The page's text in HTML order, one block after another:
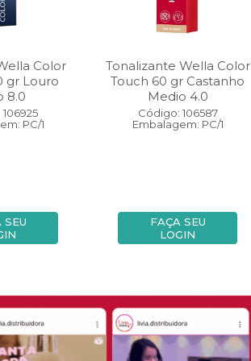
Color
gr Louro
8.0
PC/1
SEU
Tonalizante Wella Color
Touch 60 gr Castanho
Medio 4.0
Código: 106587
Embalagem: PC/1
FAÇA SEU
LOGIN